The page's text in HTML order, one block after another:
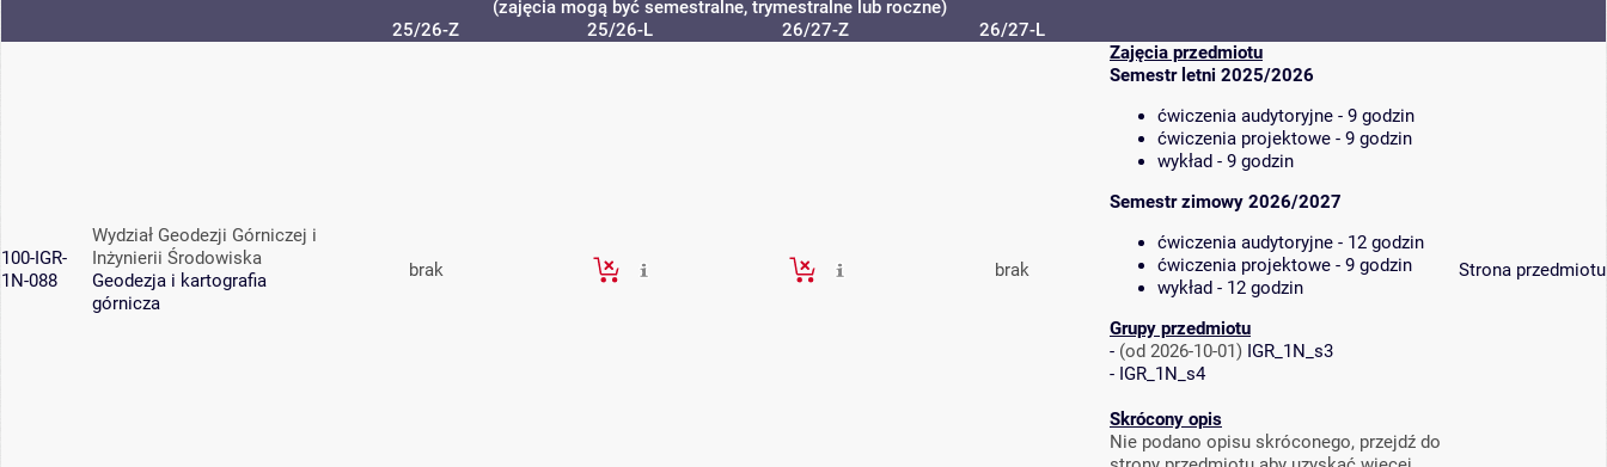
(zajęcia mogą być semestralne, trymestralne lub roczne)
25/26-Z 25/26-L 26/27-Z 26/27-L
100-IGR-
1N-088
Wydział Geodezji Górniczej i
Inżynierii Środowiska
Geodezja i kartografia
górnicza
brak brak
Zajęcia przedmiotu
Semestr letni 2025/2026
ćwiczenia audytoryjne - 9 godzin
ćwiczenia projektowe - 9 godzin
wykład - 9 godzin
Semestr zimowy 2026/2027
ćwiczenia audytoryjne - 12 godzin
ćwiczenia projektowe - 9 godzin
wykład - 12 godzin
Grupy przedmiotu
- (od 2026-10-01) IGR_1N_s3
- IGR_1N_s4
Skrócony opis
Nie podano opisu skróconego, przejdź do
Strona przedmiotu